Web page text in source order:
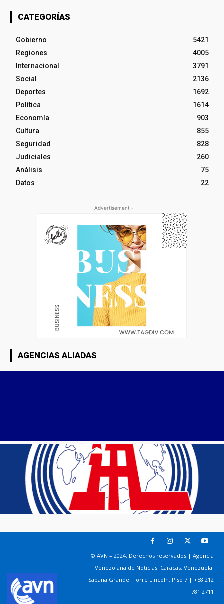
CATEGORÍAS
Gobierno
5421
Regiones
4005
Internacional
3791
Social
2136
Deportes
1692
Política
1614
Economía
903
Cultura
855
Seguridad
828
Judiciales
260
Análisis
75
Datos
22
- Advertisement -
AGENCIAS ALIADAS
© AVN – 2024. Derechos reservados | Agencia
Venezolana de Noticias. Caracas, Venezuela.
Sabana Grande. Torre Lincoln, Piso 7 | +58 212
781 2711